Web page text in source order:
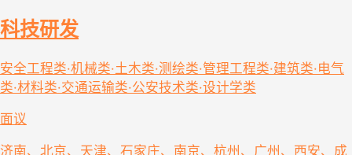
科技研发
安全工程类·机械类·土木类·测绘类·管理工程类·建筑类·电气
类·材料类·交通运输类·公安技术类·设计学类
面议
济南、北京、天津、石家庄、南京、杭州、广州、西安、成